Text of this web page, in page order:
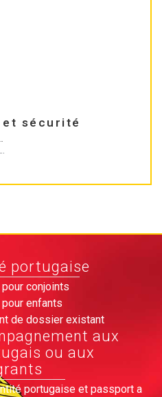
sécurité
Le Portugal Lance une Refonte Complète de sa Politique Migratoire avec Prolongation Immédiate des Titres de Séjour
portugaise
conjoints
enfants
de dossier existant
aux
ou aux
portugaise et passport a